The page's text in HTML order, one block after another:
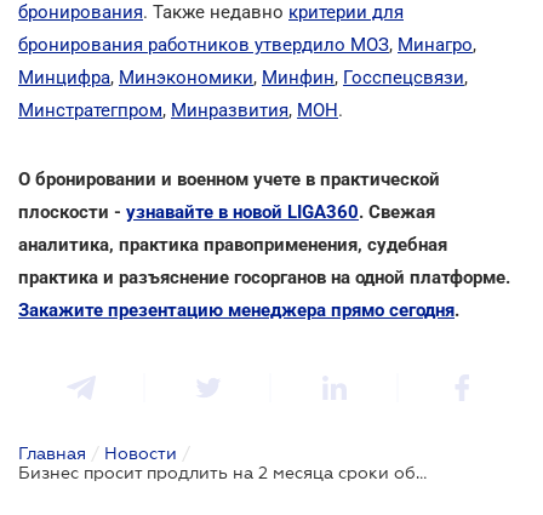
бронирования. Также недавно критерии для
бронирования работников утвердило МОЗ, Минагро,
Минцифра, Минэкономики, Минфин, Госспецсвязи,
Минстратегпром, Минразвития, МОН.
О бронировании и военном учете в практической
плоскости - узнавайте в новой LIGA360. Свежая
аналитика, практика правоприменения, судебная
практика и разъяснение госорганов на одной платформе.
Закажите презентацию менеджера прямо сегодня.
Главная / Новости /
Бизнес просит продлить на 2 месяца сроки обновления критичности и действующие бронирования